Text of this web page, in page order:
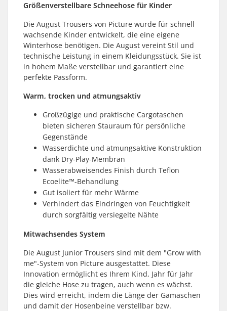
Größenverstellbare Schneehose für Kinder
Die August Trousers von Picture wurde für schnell
wachsende Kinder entwickelt, die eine eigene
Winterhose benötigen. Die August vereint Stil und
technische Leistung in einem Kleidungsstück. Sie ist
in hohem Maße verstellbar und garantiert eine
perfekte Passform.
Warm, trocken und atmungsaktiv
Großzügige und praktische Cargotaschen
bieten sicheren Stauraum für persönliche
Gegenstände
Wasserdichte und atmungsaktive Konstruktion
dank Dry-Play-Membran
Wasserabweisendes Finish durch Teflon
Ecoelite™-Behandlung
Gut isoliert für mehr Wärme
Verhindert das Eindringen von Feuchtigkeit
durch sorgfältig versiegelte Nähte
Mitwachsendes System
Die August Junior Trousers sind mit dem "Grow with
me"-System von Picture ausgestattet. Diese
Innovation ermöglicht es Ihrem Kind, Jahr für Jahr
die gleiche Hose zu tragen, auch wenn es wächst.
Dies wird erreicht, indem die Länge der Gamaschen
und damit der Hosenbeine verstellbar bzw.